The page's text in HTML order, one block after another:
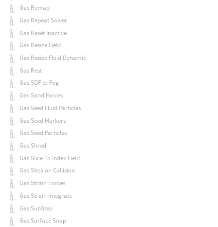
Gas Remap
Gas Repeat Solver
Gas Reset Inactive
Gas Resize Field
Gas Resize Fluid Dynamic
Gas Rest
Gas SDF to Fog
Gas Sand Forces
Gas Seed Fluid Particles
Gas Seed Markers
Gas Seed Particles
Gas Shred
Gas Slice To Index Field
Gas Stick on Collision
Gas Strain Forces
Gas Strain Integrate
Gas SubStep
Gas Surface Snap